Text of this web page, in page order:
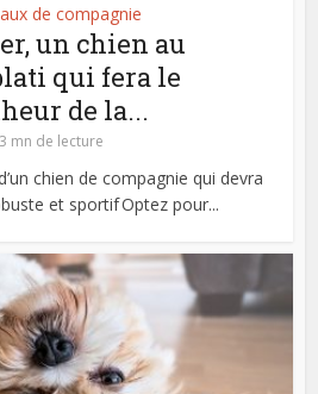
de compagnie
un chien au
qui fera le
de la...
3 mn de lecture
chien de compagnie qui devra
et sportif Optez pour...